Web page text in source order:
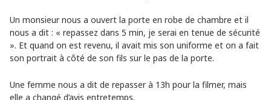
Un monsieur nous a ouvert la porte en robe de chambre et il
nous a dit : « repassez dans 5 min, je serai en tenue de sécurité
». Et quand on est revenu, il avait mis son uniforme et on a fait
son portrait à côté de son fils sur le pas de la porte.
Une femme nous a dit de repasser à 13h pour la filmer, mais
elle a changé d’avis entretemps.